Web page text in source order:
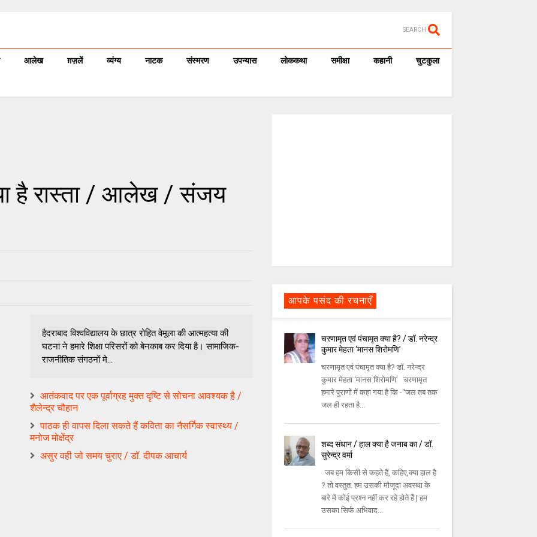
SEARCH
आलेख ग़ज़लें व्यंग्य नाटक संस्मरण उपन्यास लोककथा समीक्षा कहानी चुटकुला
है रास्ता / आलेख / संजय
हैदराबाद विश्वविद्यालय के छात्र रोहित वेमूला की आत्महत्या की
घटना ने हमारे शिक्षा परिसरों को बेनकाब कर दिया है। सामाजिक-
राजनीतिक संगठनों मे...
आतंकवाद पर एक पूर्वाग्रह मुक्त दृष्टि से सोचना आवश्यक है /‏
शैलेन्द्र चौहान
पाठक ही वापस दिला सकते हैं कविता का नैसर्गिक स्वास्थ्य /
मनोज मोक्षेंद्र
असुर वही जो समय चुराए / डॉ. दीपक आचार्य
आपके पसंद की रचनाएँ
चरणामृत एवं पंचामृत क्‍या है? / डॉ. नरेन्‍द्र
कुमार मेहता ‘मानस शिरोमणि’
चरणामृत एवं पंचामृत क्‍या है? डॉ. नरेन्‍द्र
कुमार मेहता ‘मानस शिरोमणि’ चरणामृत
हमारे पुराणों में कहा गया है कि -‘‘जल तब तक
जल ही रहता है...
शब्द संधान / हाल क्या है जनाब का / डॉ.
सुरेन्द्र वर्मा
जब हम किसी से कहते हैं, कहिए,क्या हाल है
? तो वस्तुत: हम उसकी मौजूदा अवस्था के
बारे में कोई प्रश्न नहीं कर रहे होते हैं | हम
उसका सिर्फ अभिवाद...